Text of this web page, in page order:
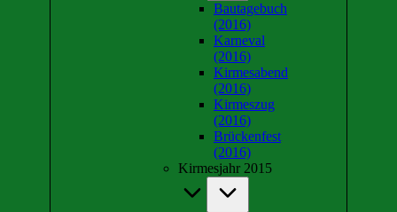
Bautagebuch
(2016)
Karneval
(2016)
Kirmesabend
(2016)
Kirmeszug
(2016)
Brückenfest
(2016)
Kirmesjahr 2015